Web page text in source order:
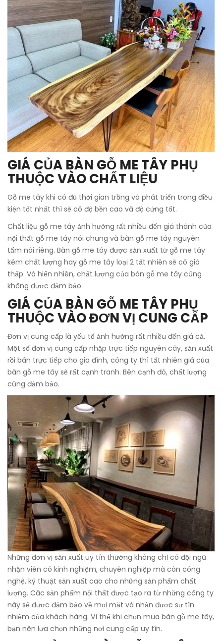
GIÁ CỦA BÀN GỖ ME TÂY PHỤ
THUỘC VÀO CHẤT LIỆU
Gỗ me tây khi có đủ thời gian trồng và phát triển trong điều
kiện tốt nhất thì sẽ có độ bền cao và độ cứng tốt.
Chất liệu gỗ me tây ảnh hưởng rất nhiều đến giá thành của
nội thất gỗ me tây nói chung và bàn gỗ me tây nguyên
tấm nói riêng. Bàn gỗ me tây được sản xuất từ gỗ me tây
kém chất lượng hay gỗ me tây loại 2 tất nhiên sẽ có giá
thấp. Và hiển nhiên, chất lượng của bàn gỗ me tây cũng
không được đảm bảo.
GIÁ CỦA BÀN GỖ ME TÂY PHỤ
THUỘC VÀO ĐƠN VỊ CUNG CẤP
Đơn vị cung cấp là yếu tố ảnh hưởng rất nhiều đến giá cả.
Một số đơn vị cung cấp nhập trực tiếp nguyên cây, sản xuất
rồi bán trực tiếp cho gia đình, công ty thì tất nhiên giá của
bàn gỗ me tây sẽ rất cạnh tranh. Bên cạnh đó, chất lượng
cũng đảm bảo.
Những đơn vị sản xuất uy tín thường không chỉ có đội ngũ
nhận viên có kinh nghiệm, chuyên nghiệp mà còn công
nghệ, kỹ thuật sản xuất cao cho những sản phẩm chất
lượng. Các sản phẩm nội thất được tạo ra từ những công ty
này sẽ được đảm bảo về mọi mặt và nhận được sự tín
nhiệm của khách hàng. Vì thế khi chọn mua bàn gỗ me tây,
bạn nên lựa chọn những nơi cung cấp uy tín.